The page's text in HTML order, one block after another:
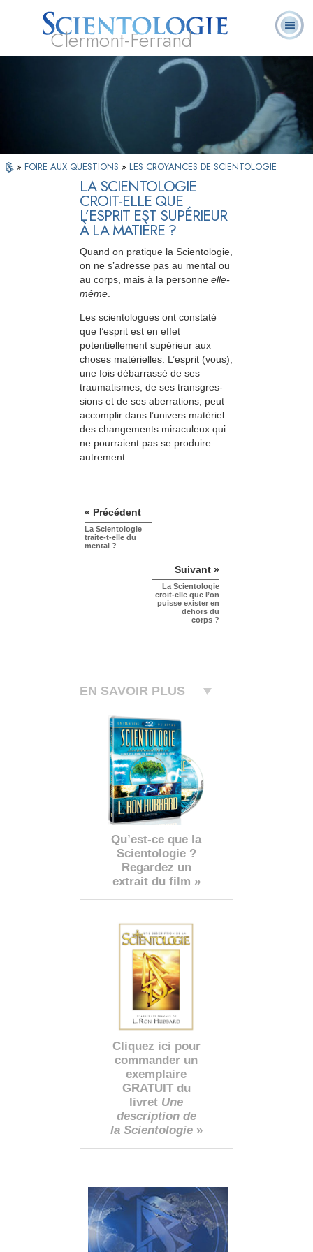
Clermont-Ferrand
Qu’est-ce que la
Scientologie ?
Ministres
volontaires
Foire aux
questions
» FOIRE AUX QUESTIONS » LES CROYANCES DE SCIENTOLOGIE
LA SCIENTOLOGIE
CROIT-ELLE QUE
L’ESPRIT EST SUPÉRIEUR
À LA MATIÈRE ?
Quand on pratique la Scientologie,
on ne s’adresse pas au mental ou
au corps, mais à la personne elle-
même
Les scientologues ont constaté
que l’esprit est en effet
potentiellement supérieur aux
choses matérielles. L’esprit (vous),
une fois débar­­­rassé de ses
traumatismes, de ses transgres­
sions et de ses aberrations, peut
accomplir dans l’univers matériel
des change­ments miraculeux qui
ne pourraient pas se produire
autrement.
« Précédent
La Scientologie
traite-t-elle du
mental ?
Suivant »
La Scientologie
croit-elle que l’on
puisse exister en
dehors du
corps ?
EN SAVOIR PLUS
Qu’est-ce que la
Scientologie ?
Regardez un
extrait du film »
Cliquez ici pour
commander un
exemplaire
GRATUIT du
livret Une
description de
la Scientologie»